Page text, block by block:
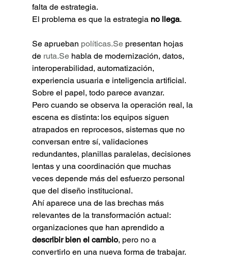
falta de estrategia.
El problema es que la estrategia no llega.
Se aprueban políticas.Se presentan hojas
de ruta.Se habla de modernización, datos,
interoperabilidad, automatización,
experiencia usuaria e inteligencia artificial.
Sobre el papel, todo parece avanzar.
Pero cuando se observa la operación real, la
escena es distinta: los equipos siguen
atrapados en reprocesos, sistemas que no
conversan entre sí, validaciones
redundantes, planillas paralelas, decisiones
lentas y una coordinación que muchas
veces depende más del esfuerzo personal
que del diseño institucional.
Ahí aparece una de las brechas más
relevantes de la transformación actual:
organizaciones que han aprendido a
describir bien el cambio, pero no a
convertirlo en una nueva forma de trabajar.